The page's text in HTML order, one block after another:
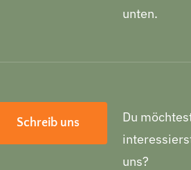
unten.
Schreib uns
Du
uns?